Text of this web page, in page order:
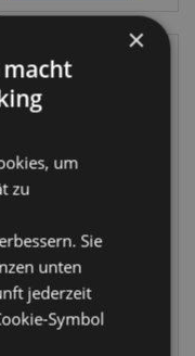
Maneki Neko
Winkende
Glückskatze Gold
Solar Pal
Wackelfigur
×
um
zu
Sie
unten
jederzeit
Symbol